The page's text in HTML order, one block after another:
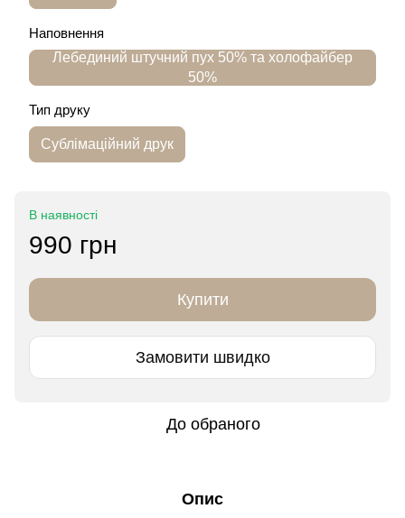
Наповнення
Лебединий штучний пух 50% та холофайбер
50%
Тип друку
Сублімаційний друк
В наявності
990 грн
Купити
Замовити швидко
До обраного
Опис